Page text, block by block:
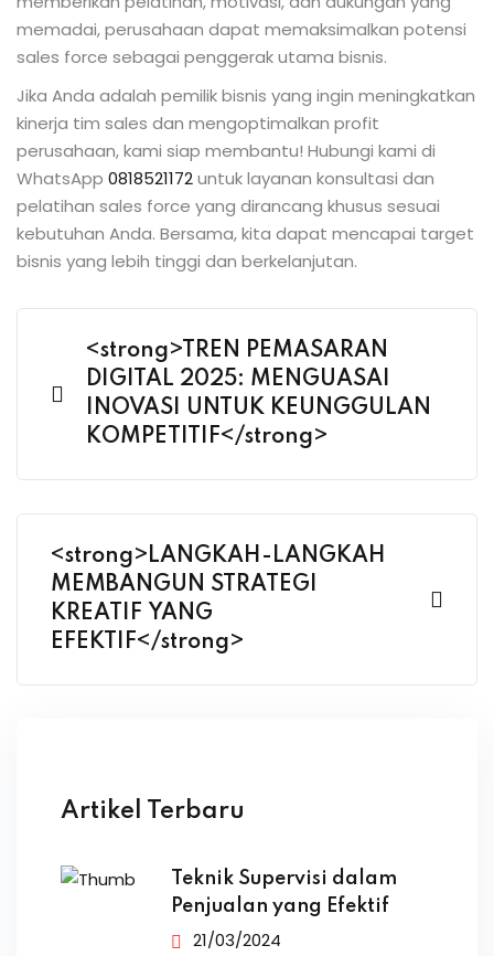
memadai, perusahaan dapat memaksimalkan potensi
sales force sebagai penggerak utama bisnis.
Jika Anda adalah pemilik bisnis yang ingin meningkatkan
kinerja tim sales dan mengoptimalkan profit
perusahaan, kami siap membantu! Hubungi kami di
WhatsApp 0818521172untuk layanan konsultasi dan
pelatihan sales force yang dirancang khusus sesuai
kebutuhan Anda. Bersama, kita dapat mencapai target
bisnis yang lebih tinggi dan berkelanjutan.
<strong>TREN PEMASARAN
DIGITAL 2025: MENGUASAI
INOVASI UNTUK KEUNGGULAN
KOMPETITIF</strong>
<strong>LANGKAH-LANGKAH
MEMBANGUN STRATEGI
KREATIF YANG
EFEKTIF</strong>
Artikel Terbaru
Teknik Supervisi dalam
Penjualan yang Efektif
21/03/2024